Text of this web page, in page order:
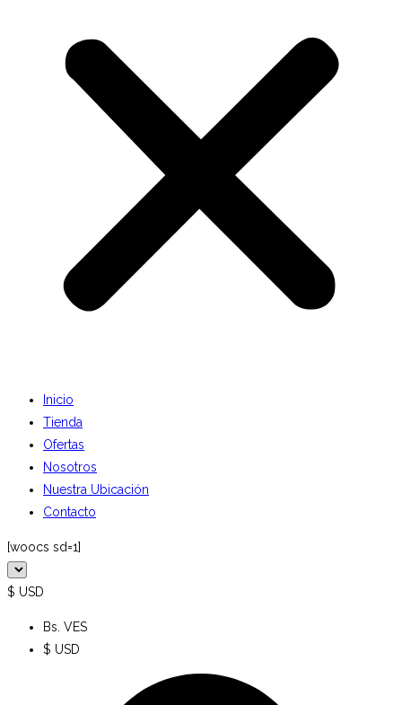
Inicio
Tienda
Ofertas
Nosotros
Nuestra Ubicación
Contacto
[woocs sd=1]
$ USD
Bs. VES
$ USD